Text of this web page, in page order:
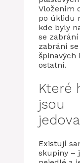
Vložením
po úklidu
kde byly
se
zabrání
špinavých
ostatní.
Které
jsou
Existují
skupiny –